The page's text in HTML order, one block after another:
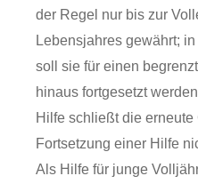
der Regel nur bis zur
Lebensjahres gewährt;
soll sie für einen
hinaus fortgesetzt
Hilfe schließt die
Fortsetzung einer Hilfe
Als Hilfe für junge